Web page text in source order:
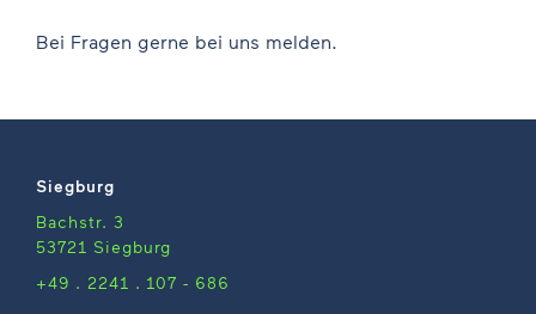
Bei Fragen gerne bei uns melden.
Siegburg
Bachstr. 3
53721 Siegburg
+49 . 2241 . 107 - 686